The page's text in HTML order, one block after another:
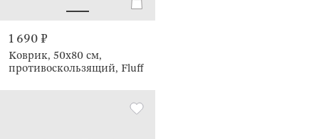
1 690 ₽
Коврик, 50х80 см,
противоскользящий, Fluff